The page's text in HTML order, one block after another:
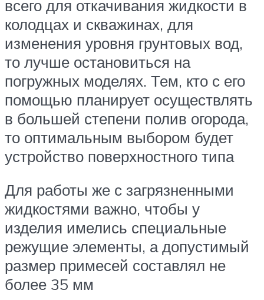
всего для откачивания жидкости в
колодцах и скважинах, для
изменения уровня грунтовых вод,
то лучше остановиться на
погружных моделях. Тем, кто с его
помощью планирует осуществлять
в большей степени полив огорода,
то оптимальным выбором будет
устройство поверхностного типа
Для работы же с загрязненными
жидкостями важно, чтобы у
изделия имелись специальные
режущие элементы, а допустимый
размер примесей составлял не
более 35 мм